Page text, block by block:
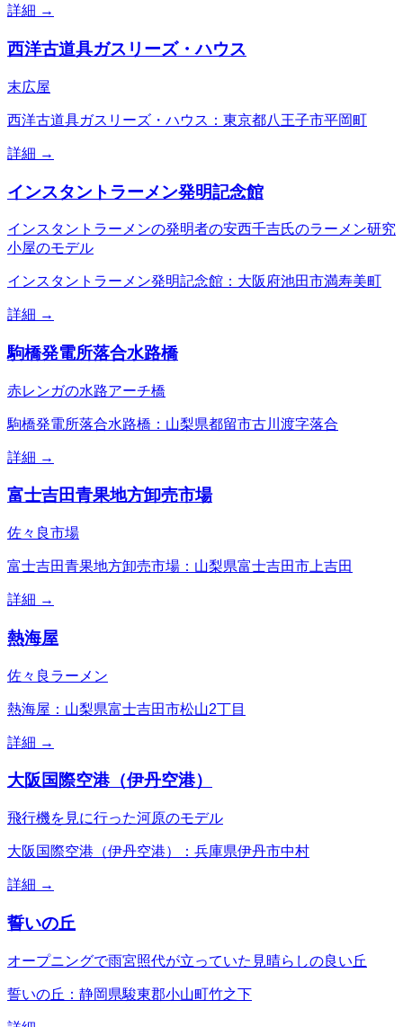
詳細 →
西洋古道具ガスリーズ・ハウス
末広屋
西洋古道具ガスリーズ・ハウス：東京都八王子市平岡町
詳細 →
インスタントラーメン発明記念館
インスタントラーメンの発明者の安西千吉氏のラーメン研究
小屋のモデル
インスタントラーメン発明記念館：大阪府池田市満寿美町
詳細 →
駒橋発電所落合水路橋
赤レンガの水路アーチ橋
駒橋発電所落合水路橋：山梨県都留市古川渡字落合
詳細 →
富士吉田青果地方卸売市場
佐々良市場
富士吉田青果地方卸売市場：山梨県富士吉田市上吉田
詳細 →
熱海屋
佐々良ラーメン
熱海屋：山梨県富士吉田市松山2丁目
詳細 →
大阪国際空港（伊丹空港）
飛行機を見に行った河原のモデル
大阪国際空港（伊丹空港）：兵庫県伊丹市中村
詳細 →
誓いの丘
オープニングで雨宮照代が立っていた見晴らしの良い丘
誓いの丘：静岡県駿東郡小山町竹之下